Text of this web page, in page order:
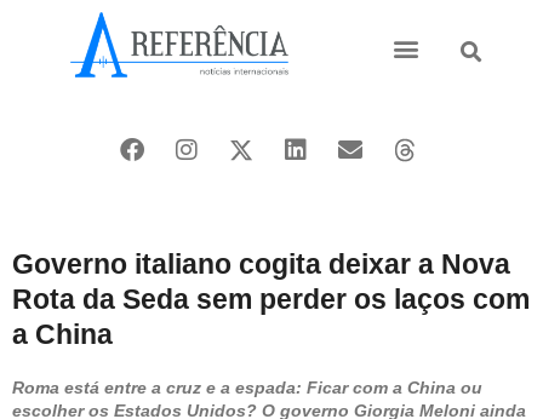
Governo italiano cogita deixar a Nova
Rota da Seda sem perder os laços com
a China
Roma está entre a cruz e a espada: Ficar com a China ou
escolher os Estados Unidos? O governo Giorgia Meloni ainda